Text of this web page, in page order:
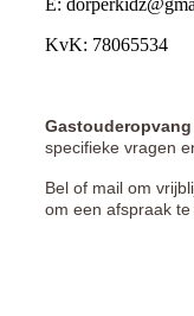
KvK: 78065534
specifieke vragen
Bel of mail om
om een afspraak te